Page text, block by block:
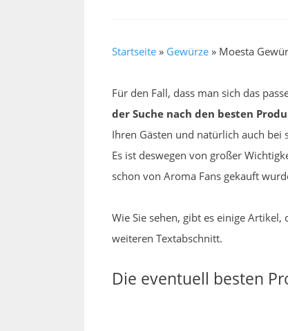
Startseite » Gewürze » Moesta
Für den Fall, dass man sich das
der Suche nach den besten
Ihren Gästen und natürlich auch bei
Es ist deswegen von großer
schon von Aroma Fans gekauft
Wie Sie sehen, gibt es einige
weiteren Textabschnitt.
Die eventuell besten